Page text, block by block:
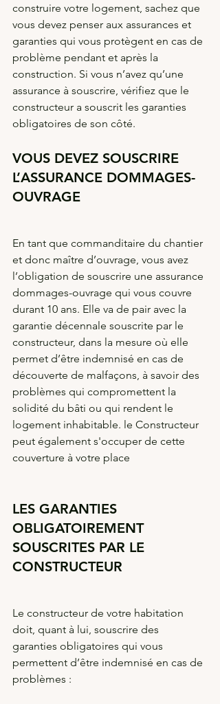
construire votre logement, sachez que
vous devez penser aux assurances et
garanties qui vous protègent en cas de
problème pendant et après la
construction. Si vous n’avez qu’une
assurance à souscrire, vérifiez que le
constructeur a souscrit les garanties
obligatoires de son côté.
VOUS DEVEZ SOUSCRIRE
L’ASSURANCE DOMMAGES-
OUVRAGE
En tant que commanditaire du chantier
et donc maître d’ouvrage, vous avez
l’obligation de souscrire une assurance
dommages-ouvrage qui vous couvre
durant 10 ans. Elle va de pair avec la
garantie décennale souscrite par le
constructeur, dans la mesure où elle
permet d’être indemnisé en cas de
découverte de malfaçons, à savoir des
problèmes qui compromettent la
solidité du bâti ou qui rendent le
logement inhabitable. le Constructeur
peut également s'occuper de cette
couverture à votre place
LES GARANTIES
OBLIGATOIREMENT
SOUSCRITES PAR LE
CONSTRUCTEUR
Le constructeur de votre habitation
doit, quant à lui, souscrire des
garanties obligatoires qui vous
permettent d’être indemnisé en cas de
problèmes :